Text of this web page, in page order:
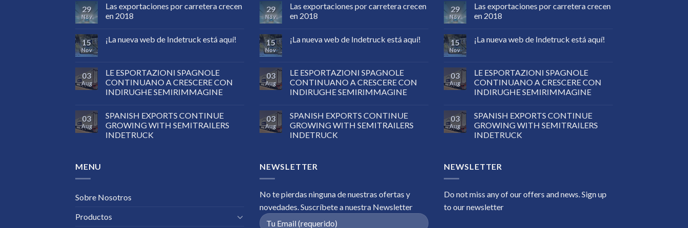
29
Nov
Las exportaciones por carretera crecen
en 2018
15
Nov
¡La nueva web de Indetruck está aquí!
03
Aug
LE ESPORTAZIONI SPAGNOLE
CONTINUANO A CRESCERE CON
INDIRUGHE SEMIRIMMAGINE
03
Aug
SPANISH EXPORTS CONTINUE
GROWING WITH SEMITRAILERS
INDETRUCK
29
Nov
Las exportaciones por carretera crecen
en 2018
15
Nov
¡La nueva web de Indetruck está aquí!
03
Aug
LE ESPORTAZIONI SPAGNOLE
CONTINUANO A CRESCERE CON
INDIRUGHE SEMIRIMMAGINE
03
Aug
SPANISH EXPORTS CONTINUE
GROWING WITH SEMITRAILERS
INDETRUCK
29
Nov
Las exportaciones por carretera crecen
en 2018
15
Nov
¡La nueva web de Indetruck está aquí!
03
Aug
LE ESPORTAZIONI SPAGNOLE
CONTINUANO A CRESCERE CON
INDIRUGHE SEMIRIMMAGINE
03
Aug
SPANISH EXPORTS CONTINUE
GROWING WITH SEMITRAILERS
INDETRUCK
MENU
Sobre Nosotros
Productos
NEWSLETTER
No te pierdas ninguna de nuestras ofertas y
novedades. Suscríbete a nuestra Newsletter
NEWSLETTER
Do not miss any of our offers and news. Sign up
to our newsletter